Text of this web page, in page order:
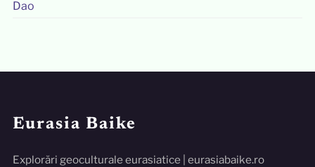
Eurasia Baike
Explorări geoculturale eurasiatice | eurasiabaike.ro